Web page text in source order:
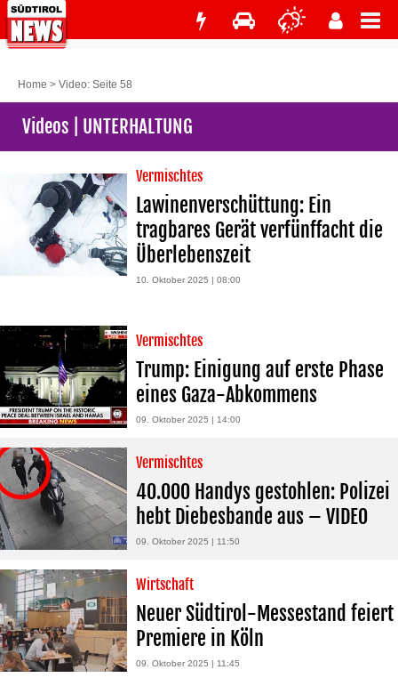
Home > Video: Seite 58
Videos | UNTERHALTUNG
Vermischtes
Lawinenverschüttung: Ein
tragbares Gerät verfünffacht die
Überlebenszeit
10. Oktober 2025 | 08:00
Vermischtes
Trump: Einigung auf erste Phase
eines Gaza-Abkommens
09. Oktober 2025 | 14:00
Vermischtes
40.000 Handys gestohlen: Polizei
hebt Diebesbande aus – VIDEO
09. Oktober 2025 | 11:50
Wirtschaft
Neuer Südtirol-Messestand feiert
Premiere in Köln
09. Oktober 2025 | 11:45